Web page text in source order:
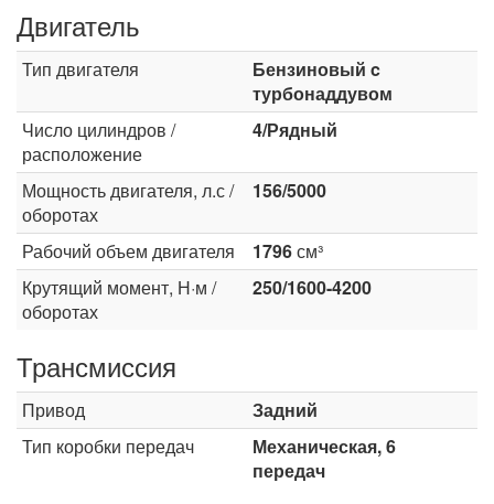
Двигатель
Тип двигателя
Бензиновый c
турбонаддувом
Число цилиндров /
расположение
4/Рядный
Мощность двигателя, л.с /
оборотах
156/5000
Рабочий объем двигателя 1796см³
Крутящий момент, Н·м /
оборотах
250/1600-4200
Трансмиссия
Привод
Задний
Тип коробки передач
Механическая, 6
передач